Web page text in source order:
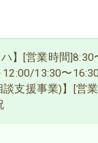
ハ】[営業時間
12:00/13:30〜
談支援事業)】[営